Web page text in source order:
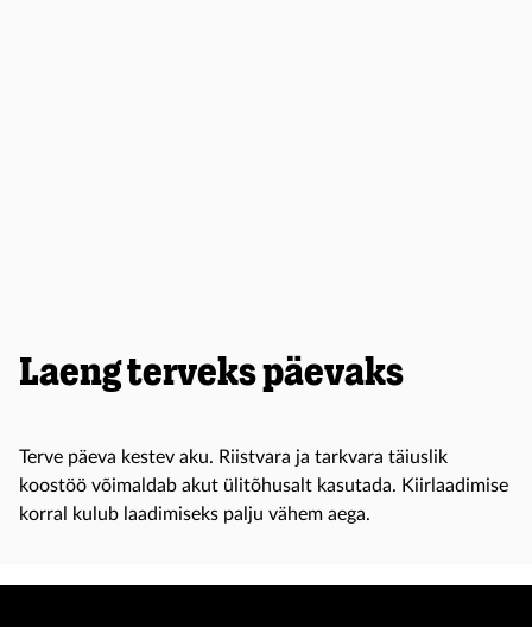
Laeng terveks päevaks
Terve päeva kestev aku. Riistvara ja tarkvara täiuslik
koostöö võimaldab akut ülitõhusalt kasutada. Kiirlaadimise
korral kulub laadimiseks palju vähem aega.